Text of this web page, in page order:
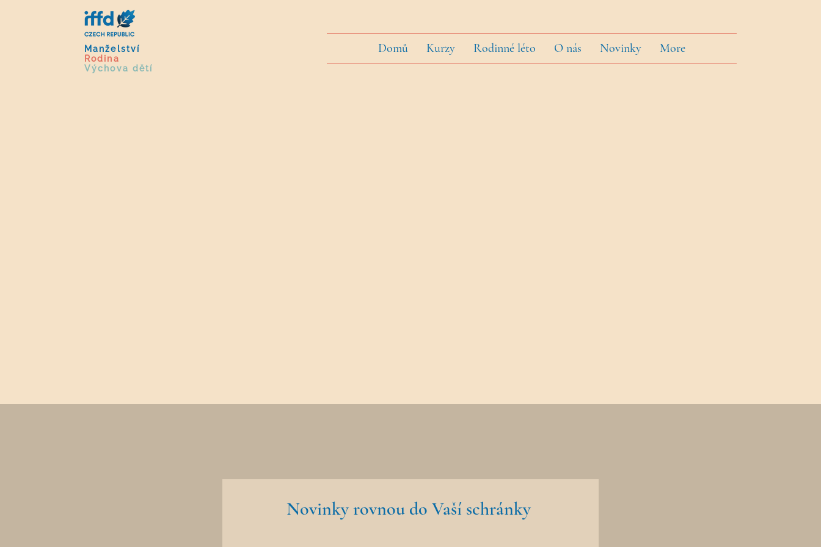
Manželství
Rodina
Výchova dětí
Domů Kurzy Rodinné léto O nás Novinky More
Novinky rovnou do Vaší schránky